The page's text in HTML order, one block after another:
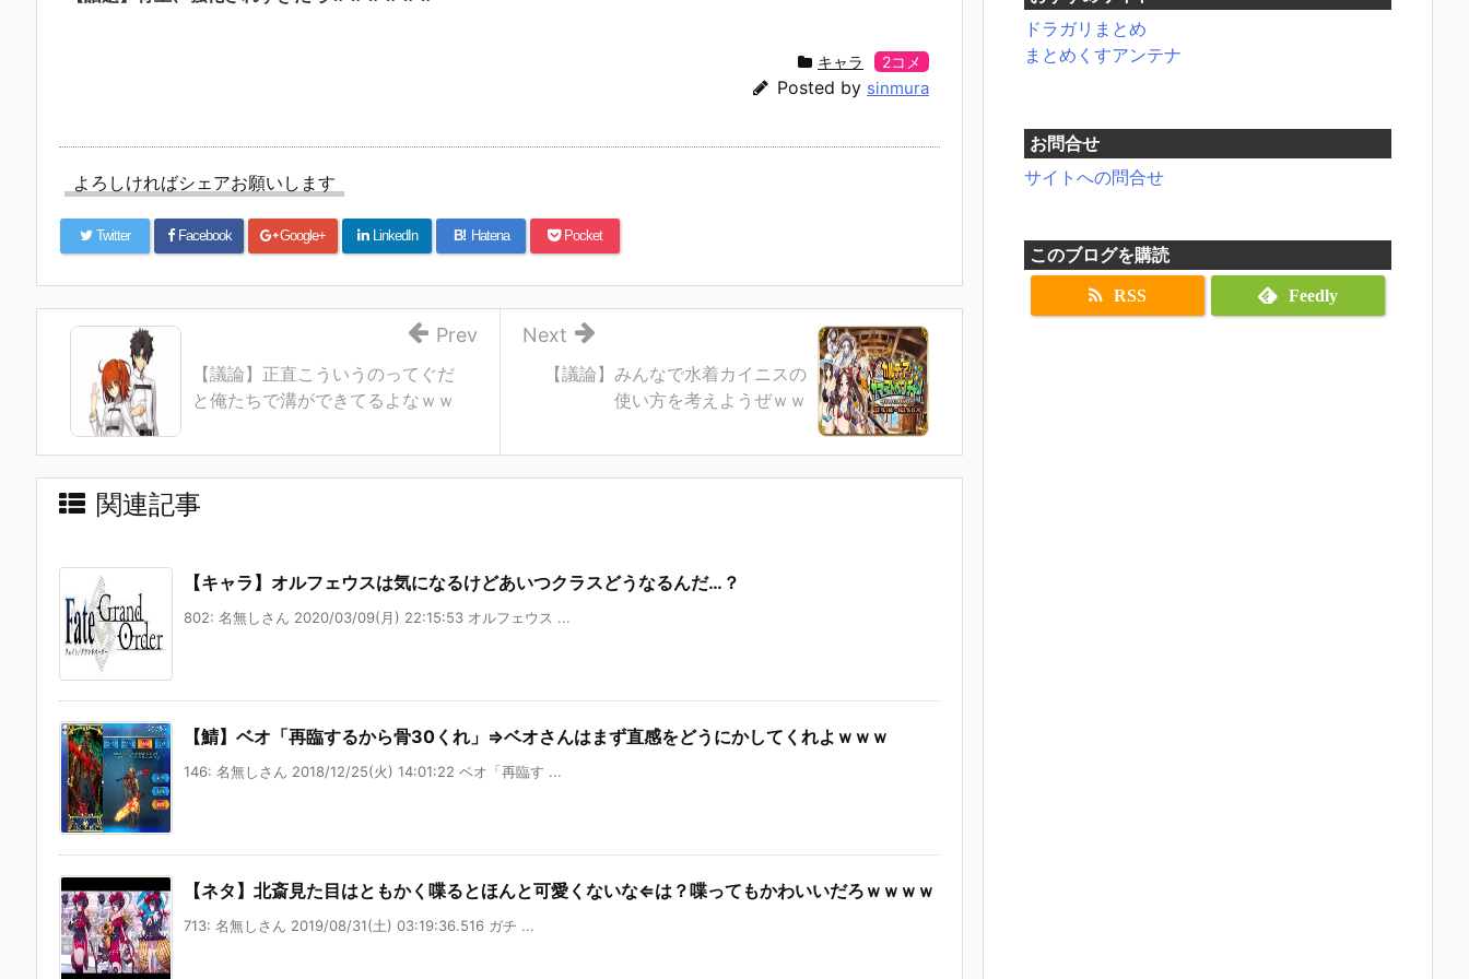
キャラ 2コメ
Posted by sinmura
よろしければシェアお願いします
Twitter Facebook Google+ LinkedIn B! Hatena Pocket
【議論】みんなで水着カイニスの
使い方を考えようぜｗｗ
Next
【議論】正直こういうのってぐだ
と俺たちで溝ができてるよなｗｗ
Prev
関連記事
【キャラ】オルフェウスは気になるけどあいつクラスどうなるんだ…？
802: 名無しさん 2020/03/09(月) 22:15:53 オルフェウス ...
【鯖】ベオ「再臨するから骨30くれ」⇒ベオさんはまず直感をどうにかしてくれよｗｗｗ
146: 名無しさん 2018/12/25(火) 14:01:22 ベオ「再臨す ...
【ネタ】北斎見た目はともかく喋るとほんと可愛くないな⇐は？喋ってもかわいいだろｗｗｗｗ
713: 名無しさん 2019/08/31(土) 03:19:36.516 ガチ ...
ドラガリまとめ
まとめくすアンテナ
お問合せ
サイトへの問合せ
このブログを購読
RSS Feedly